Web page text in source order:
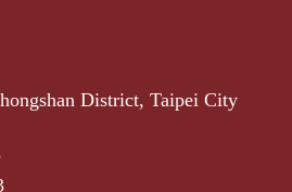
District, Taipei City